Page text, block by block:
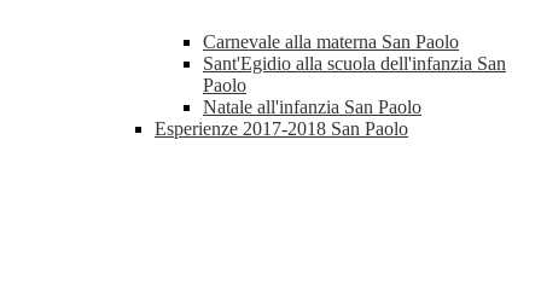
Carnevale alla materna San Paolo
Sant'Egidio alla scuola dell'infanzia San
Paolo
Natale all'infanzia San Paolo
Esperienze 2017-2018 San Paolo